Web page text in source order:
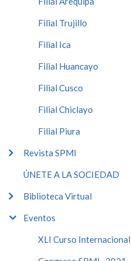
Filial Trujillo
Filial Ica
Filial Huancayo
Filial Cusco
Filial Chiclayo
Filial Piura
Revista SPMI
ÚNETE A LA SOCIEDAD
Biblioteca Virtual
Eventos
XLI Curso